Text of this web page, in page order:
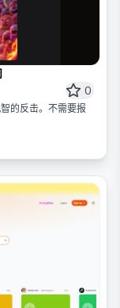
0
的反击。不需要报